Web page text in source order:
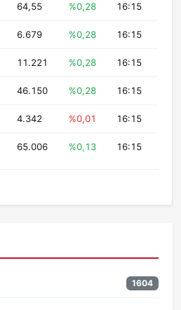
64,55 %0,28 16:15
6.679 %0,28 16:15
11.221 %0,28 16:15
46.150 %0,28 16:15
4.342 %0,01 16:15
65.006 %0,13 16:15
1604